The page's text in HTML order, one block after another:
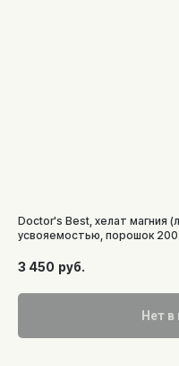
Doctor's Best, хелат магния
усвояемостью, порошок 200
3 450 руб.
Нет в